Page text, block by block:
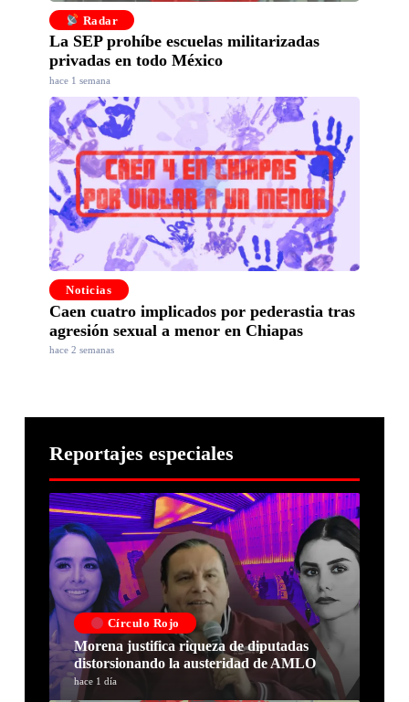
Radar
La SEP prohíbe escuelas militarizadas
privadas en todo México
hace 1 semana
Noticias
Caen cuatro implicados por pederastia tras
agresión sexual a menor en Chiapas
hace 2 semanas
Reportajes especiales
Círculo Rojo
Morena justifica riqueza de diputadas
distorsionando la austeridad de AMLO
hace 1 día